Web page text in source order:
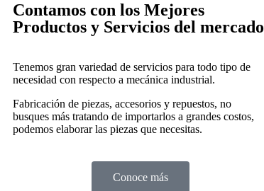
Contamos con los Mejores
Productos y Servicios del mercado
Tenemos gran variedad de servicios para todo tipo de
necesidad con respecto a mecánica industrial.
Fabricación de piezas, accesorios y repuestos, no
busques más tratando de importarlos a grandes costos,
podemos elaborar las piezas que necesitas.
Conoce más